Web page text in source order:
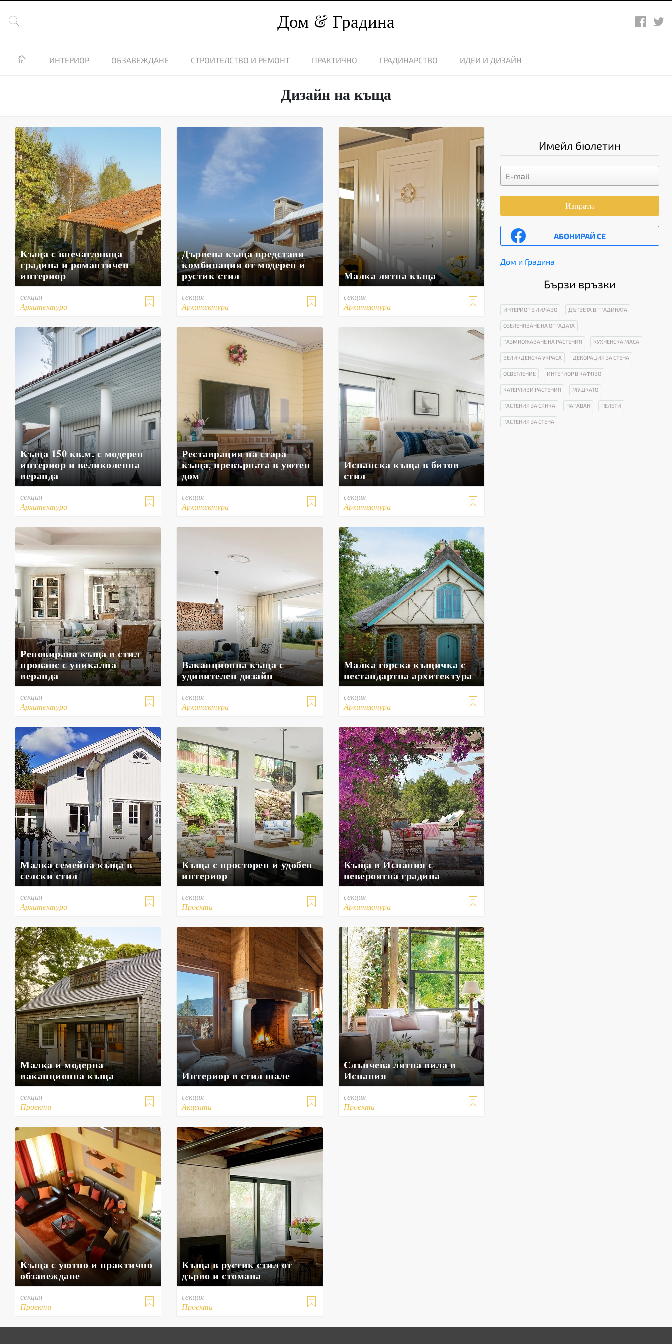
 Дом Градина
 ИНТЕРИОР ОБЗАВЕЖДАНЕ СТРОИТЕЛСТВО И РЕМОНТ ПРАКТИЧНО ГРАДИНАРСТВО ИДЕИ И ДИЗАЙН
Дизайн на къща
Къща с впечатлявща
градина и романтичен
интериор

секция
Архитектура
Дървена къща представя
комбинация от модерен и
рустик стил

секция
Архитектура
Малка лятна къща

секция
Архитектура
Къща 150 кв.м. с модерен
интериор и великолепна
веранда

секция
Архитектура
Реставрация на стара
къща, превърната в уютен
дом

секция
Архитектура
Испанска къща в битов
стил

секция
Архитектура
Реновирана къща в стил
прованс с уникална
веранда

секция
Архитектура
Ваканционна къща с
удивителен дизайн

секция
Архитектура
Малка горска къщичка с
нестандартна архитектура

секция
Архитектура
Малка семейна къща в
селски стил

секция
Архитектура
Къща с просторен и удобен
интериор

секция
Проекти
Къща в Испания с
невероятна градина

секция
Архитектура
Малка и модерна
ваканционна къща

секция
Проекти
Интериор в стил шале

секция
Акценти
Слънчева лятна вила в
Испания

секция
Проекти
Къща с уютно и практично
обзавеждане

секция
Проекти
Къща в рустик стил от
дърво и стомана

секция
Проекти
Имейл бюлетин
Изпрати
АБОНИРАЙ СЕ
Дом и Градина
Бързи връзки
ИНТЕРИОР В ЛИЛАВО ДЪРВЕТА В ГРАДИНАТА
ОЗЕЛЕНЯВАНЕ НА ОГРАДАТА
РАЗМНОЖАВАНЕ НА РАСТЕНИЯ КУХНЕНСКА МАСА
ВЕЛИКДЕНСКА УКРАСА ДЕКОРАЦИЯ ЗА СТЕНА
ОСВЕТЛЕНИЕ ИНТЕРИОР В КАФЯВО
КАТЕРЛИВИ РАСТЕНИЯ МУШКАТО
РАСТЕНИЯ ЗА СЯНКА ПАРАВАН ПЕЛЕТИ
РАСТЕНИЯ ЗА СТЕНА